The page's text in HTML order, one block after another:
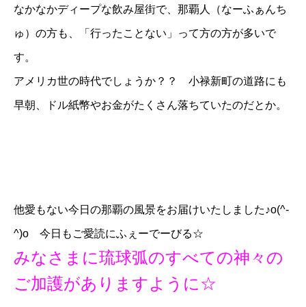
なかなかディープな飲み屋街で、那覇人（なーふぁんち
ゅ）の方も、「行ったことない」って方の方が多いで
す。
アメリカ世の時代でしょうか？？ 小禄新町の道路にも
早朝、ドル紙幣やお金がたくさん落ちていたのだとか。
他愛もない今日の那覇の風景をお届けいたしました♪o(^-
^)o 今日もご愛読にふぇーでーびる☆
みなさまに琉球弧のすべての神々の
ご加護がありますように☆